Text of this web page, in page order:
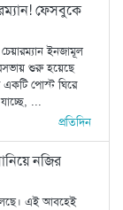
ফেসবুকে
ইনজামূল
শুরু হয়েছে
একটি পোস্ট ঘিরে
...
প্রতিদিন
নজির
চলছে। এই আবহেই